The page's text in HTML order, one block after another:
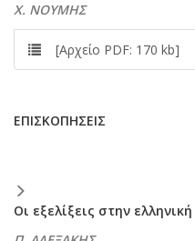
Χ. ΝΟΥΜΗΣ
[Αρχείο PDF: 170 kb]
ΕΠΙΣΚΟΠΗΣΕΙΣ
Οι εξελίξεις στην